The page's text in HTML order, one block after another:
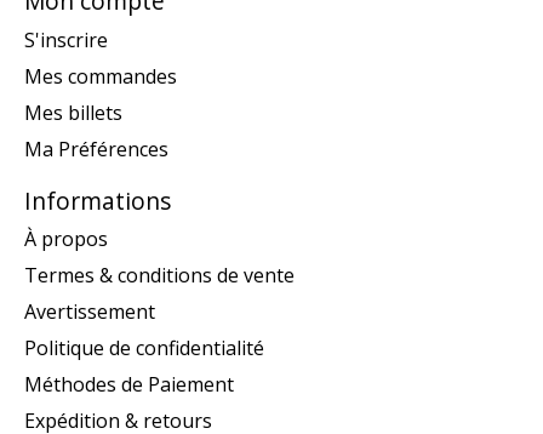
S'inscrire
Mes commandes
Mes billets
Ma Préférences
Informations
À propos
Termes & conditions de vente
Avertissement
Politique de confidentialité
Méthodes de Paiement
Expédition & retours